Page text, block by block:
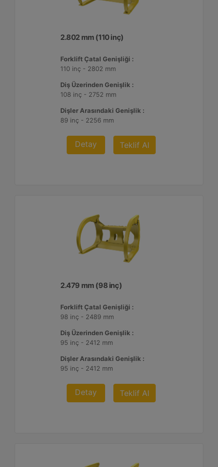
2.802 mm (110 inç)
Forklift Çatal Genişliği :
110 inç - 2802 mm
Diş Üzerinden Genişlik :
108 inç - 2752 mm
Dişler Arasındaki Genişlik :
89 inç - 2256 mm
Detay Teklif Al
2.479 mm (98 inç)
Forklift Çatal Genişliği :
98 inç - 2489 mm
Diş Üzerinden Genişlik :
95 inç - 2412 mm
Dişler Arasındaki Genişlik :
95 inç - 2412 mm
Detay Teklif Al